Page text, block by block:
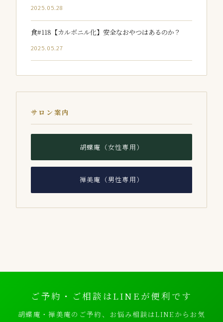
2025.05.28
食#118【カルボニル化】安全なおやつはあるのか？
2025.05.27
サロン案内
胡蝶庵（女性専用）
禅美庵（男性専用）
ご予約・ご相談はLINEが便利です
胡蝶庵・禅美庵のご予約、お悩み相談はLINEからお気